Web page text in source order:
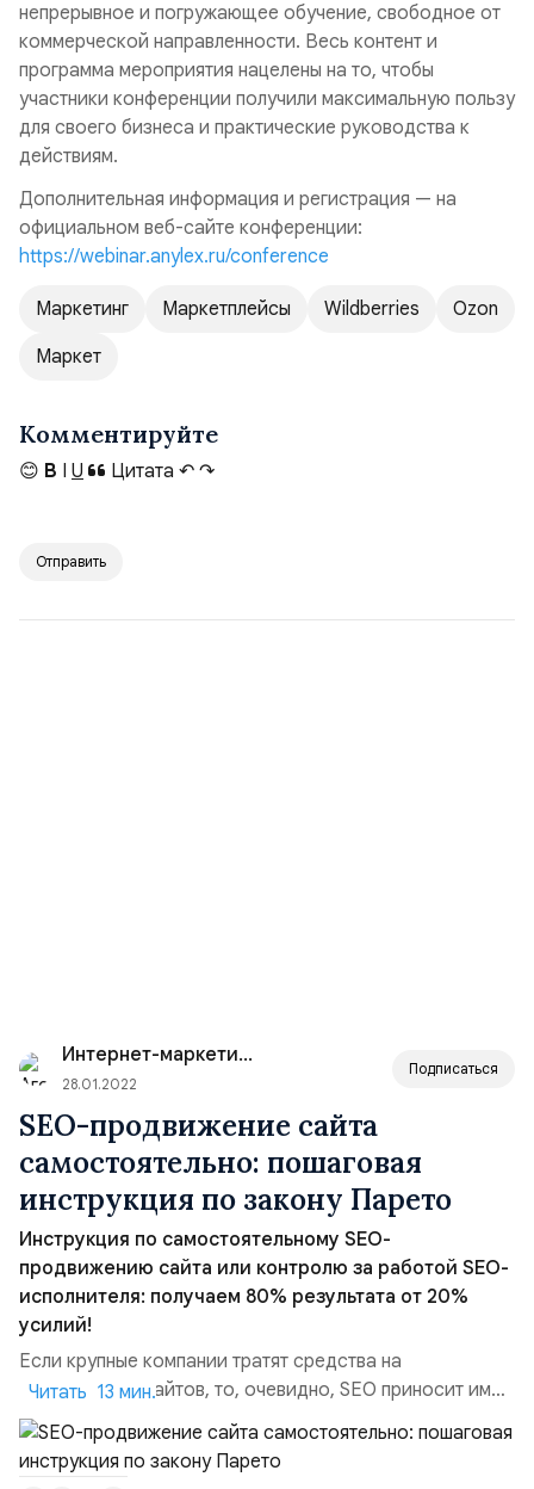
непрерывное и погружающее обучение, свободное от
коммерческой направленности. Весь контент и
программа мероприятия нацелены на то, чтобы
участники конференции получили максимальную пользу
для своего бизнеса и практические руководства к
действиям.
Дополнительная информация и регистрация — на
официальном веб-сайте конференции:
https://webinar.anylex.ru/conference
Маркетинг Маркетплейсы Wildberries
Ozon
Маркет
Комментируйте
😊 B I U Цитата ↶ ↷
Отправить
Интернет-маркетинг для...
28.01.2022
Подписаться
SEO-продвижение сайта
самостоятельно: пошаговая
инструкция по закону Парето
Инструкция по самостоятельному SEO-
продвижению сайта или контролю за работой SEO-
исполнителя: получаем 80% результата от 20%
усилий!
Если крупные компании тратят средства на
продвижение сайтов, то, очевидно, SEO приносит им
клиентов и, вероятно, благодаря SEO и комплексному
маркетингу они стали успешными. При этом
начинающие предприниматели и малый бизнес не
Читать 13 мин.